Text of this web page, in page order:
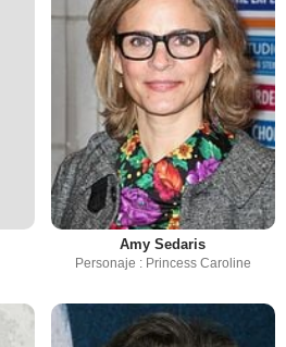
Amy Sedaris
Personaje : Princess Caroline